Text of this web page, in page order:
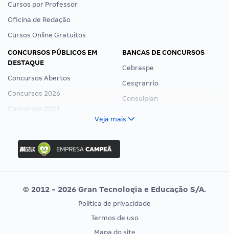
Cursos por Professor
Oficina de Redação
Cursos Online Gratuitos
CONCURSOS PÚBLICOS EM
DESTAQUE
Concursos Abertos
Concursos 2026
Concursos 2025
Concurso Ibama
Concurso MPU
Editais publicados
BANCAS DE CONCURSOS
Cebraspe
Cesgranrio
Consulplan
Vunesp
CONCURSOS POR PROFISSÃO
EXAME DE ORDEM
Veja mais
© 2012 - 2026 Gran Tecnologia e Educação S/A.
Política de privacidade
Termos de uso
Mapa do site